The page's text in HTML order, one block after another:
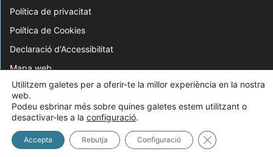
Política de privacitat
Política de Cookies
Declaració d'Accessibilitat
Mapa web
© 2026 Web Desenvolupada pel Servei d'Informàtica de Diputació d'Alacant
Utilitzem galetes per a oferir-te la millor experiència en la nostra
web.
Podeu esbrinar més sobre quines galetes estem utilitzant o
desactivar-les a la configuració.
Accepta Rebutja Configuració Tanca el bàner